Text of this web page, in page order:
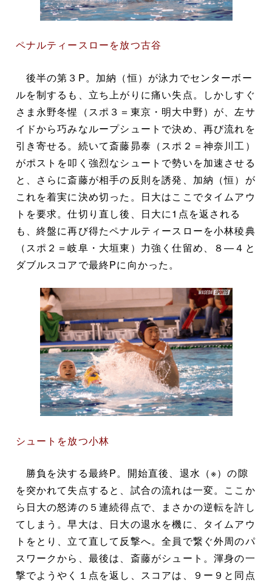
ペナルティースローを放つ古谷
後半の第３P。加納（恒）が泳力でセンターボー
ルを制するも、立ち上がりに痛い失点。しかしすぐ
さま永野冬惺（スポ３＝東京・明大中野）が、左サ
イドから巧みなループシュートで決め、再び流れを
引き寄せる。続いて斎藤昴泰（スポ２＝神奈川工）
がポストを叩く強烈なシュートで勢いを加速させる
と、さらに斎藤が相手の反則を誘発、加納（恒）が
これを着実に決め切った。日大はここでタイムアウ
トを要求。仕切り直し後、日大に1点を返される
も、終盤に再び得たペナルティースローを小林稜典
（スポ２＝岐阜・大垣東）力強く仕留め、８―４と
ダブルスコアで最終Pに向かった。
シュートを放つ小林
勝負を決する最終P。開始直後、退水（※）の隙
を突かれて失点すると、試合の流れは一変。ここか
ら日大の怒涛の５連続得点で、まさかの逆転を許し
てしまう。早大は、日大の退水を機に、タイムアウ
トをとり、立て直して反撃へ。全員で繋ぐ外周のパ
スワークから、最後は、斎藤がシュート。渾身の一
撃でようやく１点を返し、スコアは、９ー９と同点